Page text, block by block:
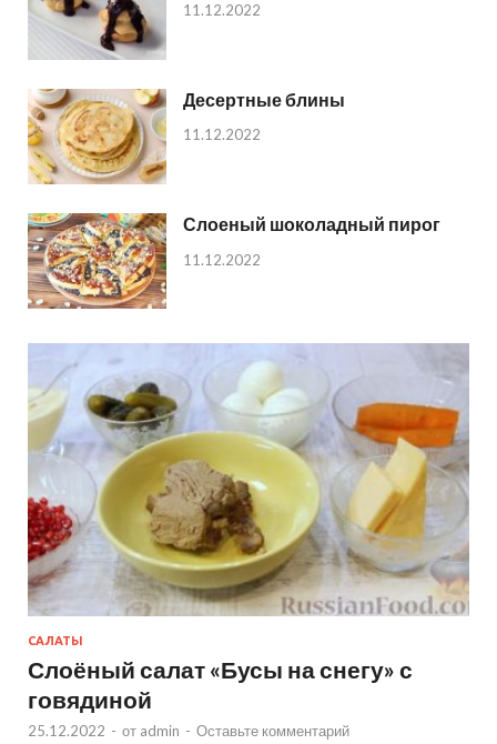
11.12.2022
Десертные блины
11.12.2022
Слоеный шоколадный пирог
11.12.2022
САЛАТЫ
Слоёный салат «Бусы на снегу» с
говядиной
25.12.2022 - от admin - Оставьте комментарий